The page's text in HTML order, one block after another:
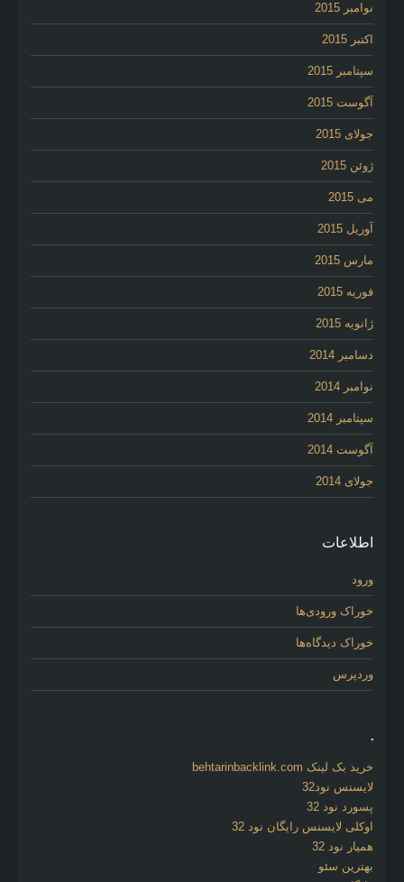
نوامبر 2015
اکتبر 2015
سپتامبر 2015
آگوست 2015
جولای 2015
ژوئن 2015
می 2015
آوریل 2015
مارس 2015
فوریه 2015
ژانویه 2015
دسامبر 2014
نوامبر 2014
سپتامبر 2014
آگوست 2014
جولای 2014
اطلاعات
ورود
خوراک ورودی‌ها
خوراک دیدگاه‌ها
وردپرس
.
خرید بک لینک behtarinbacklink.com
لایسنس نود32
پسورد نود 32
اوکلی لایسنس رایگان نود 32
همیار نود 32
بهترین سئو